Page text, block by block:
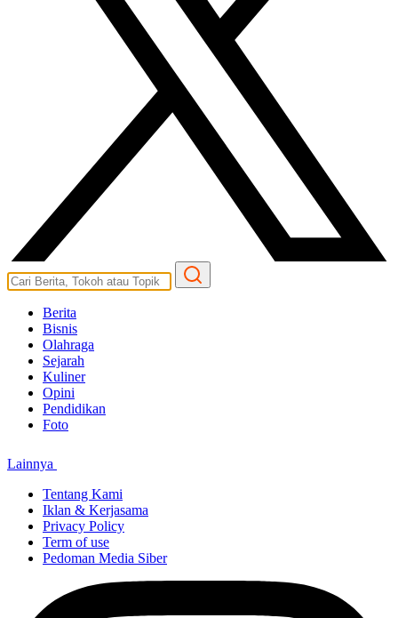
Berita
Bisnis
Olahraga
Sejarah
Kuliner
Opini
Pendidikan
Foto
Lainnya
Tentang Kami
Iklan & Kerjasama
Privacy Policy
Term of use
Pedoman Media Siber